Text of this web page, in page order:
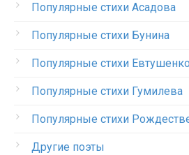
Популярные стихи Асадова
Популярные стихи Бунина
Популярные стихи Евтушенко
Популярные стихи Гумилева
Популярные стихи
Другие поэты